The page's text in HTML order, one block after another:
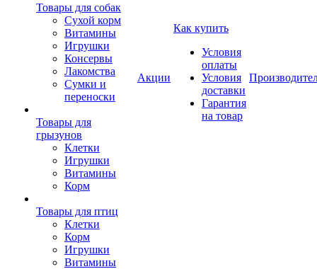
Товары для собак
Cухой корм
Витамины
Игрушки
Консервы
Лакомства
Сумки и
переноски
Товары для
грызунов
Клетки
Игрушки
Витамины
Корм
Товары для птиц
Клетки
Корм
Игрушки
Витамины
Акции
Как купить
Условия
оплаты
Условия
доставки
Гарантия
на товар